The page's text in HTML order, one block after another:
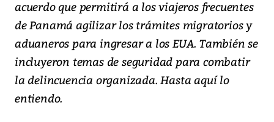
acuerdo que permitirá a los viajeros frecuentes
de Panamá agilizar los trámites migratorios y
aduaneros para ingresar a los EUA. También se
incluyeron temas de seguridad para combatir
la delincuencia organizada. Hasta aquí lo
entiendo.